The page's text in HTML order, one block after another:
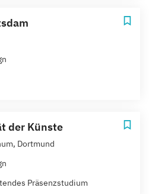
der Künste
Dortmund
Präsenzstudium